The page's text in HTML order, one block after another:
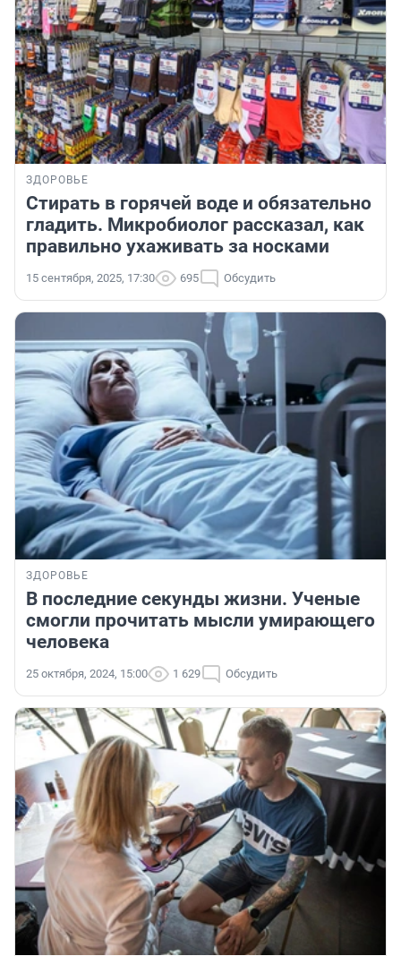
ЗДОРОВЬЕ
Стирать в горячей воде и обязательно
гладить. Микробиолог рассказал, как
правильно ухаживать за носками
15 сентября, 2025, 17:30 695 Обсудить
ЗДОРОВЬЕ
В последние секунды жизни. Ученые
смогли прочитать мысли умирающего
человека
25 октября, 2024, 15:00 1 629 Обсудить